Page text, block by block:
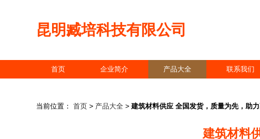
昆明臧培科技有限公司
首页 企业简介 产品大全 联系我们
当前位置： 首页 > 产品大全 > 建筑材料供应 全国发货，质量为先，助
建筑材料